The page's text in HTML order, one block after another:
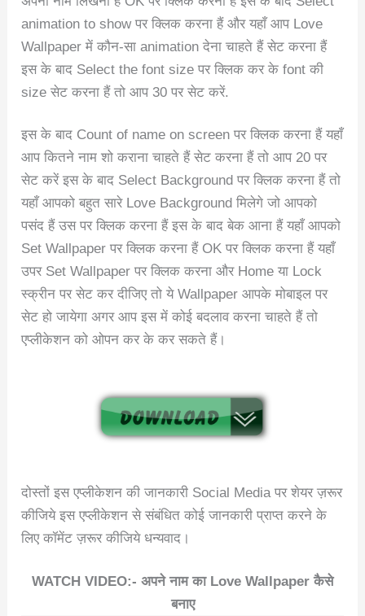
animation to show पर क्लिक करना हैं और यहाँ आप Love
Wallpaper में कौन-सा animation देना चाहते हैं सेट करना हैं
इस के बाद Select the font size पर क्लिक कर के font की
size सेट करना हैं तो आप 30 पर सेट करें.
इस के बाद Count of name on screen पर क्लिक करना हैं यहाँ
आप कितने नाम शो कराना चाहते हैं सेट करना हैं तो आप 20 पर
सेट करें इस के बाद Select Background पर क्लिक करना हैं तो
यहाँ आपको बहुत सारे Love Background मिलेगे जो आपको
पसंद हैं उस पर क्लिक करना हैं इस के बाद बेक आना हैं यहाँ आपको
Set Wallpaper पर क्लिक करना हैं OK पर क्लिक करना हैं यहाँ
उपर Set Wallpaper पर क्लिक करना और Home या Lock
स्क्रीन पर सेट कर दीजिए तो ये Wallpaper आपके मोबाइल पर
सेट हो जायेगा अगर आप इस में कोई बदलाव करना चाहते हैं तो
एप्लीकेशन को ओपन कर के कर सकते हैं।
दोस्तों इस एप्लीकेशन की जानकारी Social Media पर शेयर ज़रूर
कीजिये इस एप्लीकेशन से संबंधित कोई जानकारी प्राप्त करने के
लिए कॉमेंट ज़रूर कीजिये धन्यवाद।
WATCH VIDEO:- अपने नाम का Love Wallpaper कैसे
बनाए